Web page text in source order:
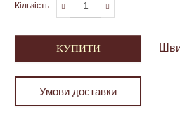
Кількість
КУПИТИ
Умови доставки